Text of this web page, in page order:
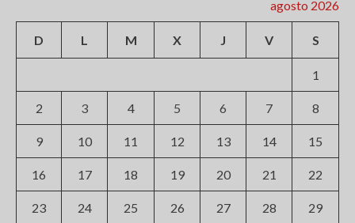
agosto 2026
D L M X J V S
1
2 3 4 5 6 7 8
9 10 11 12 13 14 15
16 17 18 19 20 21 22
23 24 25 26 27 28 29